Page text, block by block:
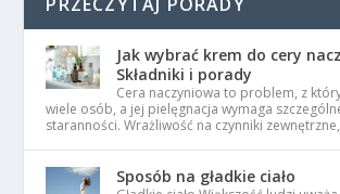
Jak wybrać krem do cery
Składniki i porady
Cera naczyniowa to problem, z
wiele osób, a jej pielęgnacja wymaga
staranności. Wrażliwość na czynniki
Sposób na gładkie ciało